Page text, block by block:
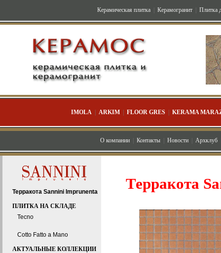
Керамическая плитка Керамогранит Плитка
IMOLA| ARKIM| FLOOR GRES| KERAMA
О компании| Контакты| Новости| Архклуб
Терракота Sannini Imprunenta
ПЛИТКА НА СКЛАДЕ
Tecno
Cotto Fatto a Mano
АКТУАЛЬНЫЕ КОЛЛЕКЦИИ
Терракота